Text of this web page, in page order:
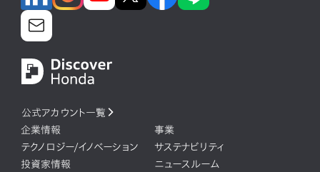
公式アカウント一覧
企業情報
事業
テクノロジー/イノベーション
サステナビリティ
投資家情報
ニュースルーム